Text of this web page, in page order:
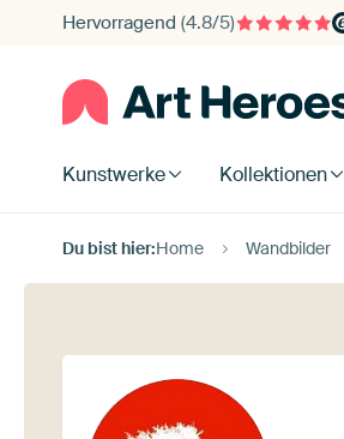
Hervorragend (4.8/5)
Kunstwerke Kollektionen
Du bist hier:Home Wandbilder